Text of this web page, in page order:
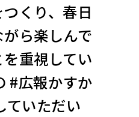
くり、春日
ら楽しんで
重視してい
#広報かすか
ていただい